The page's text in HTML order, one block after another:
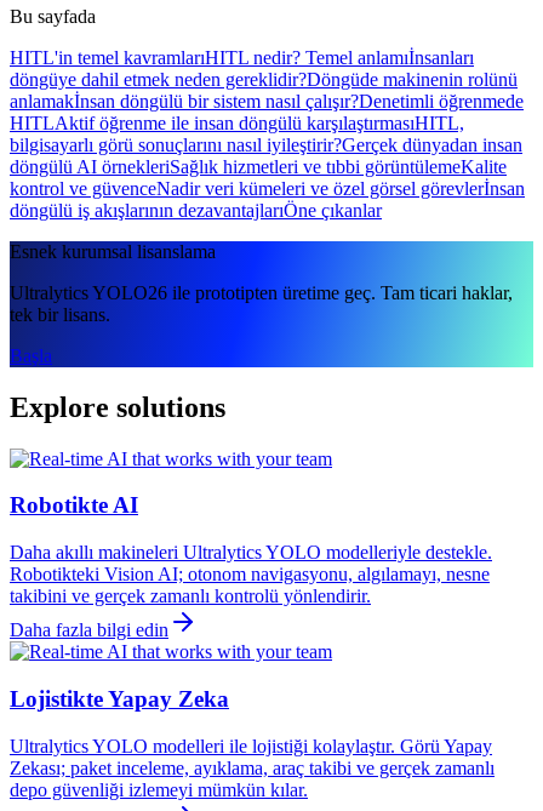
Bu sayfada
HITL'in temel kavramlarıHITL nedir? Temel anlamıİnsanları
döngüye dahil etmek neden gereklidir?Döngüde makinenin rolünü
anlamakİnsan döngülü bir sistem nasıl çalışır?Denetimli öğrenmede
HITLAktif öğrenme ile insan döngülü karşılaştırmasıHITL,
bilgisayarlı görü sonuçlarını nasıl iyileştirir?Gerçek dünyadan insan
döngülü AI örnekleriSağlık hizmetleri ve tıbbi görüntülemeKalite
kontrol ve güvenceNadir veri kümeleri ve özel görsel görevlerİnsan
döngülü iş akışlarının dezavantajlarıÖne çıkanlar
Esnek kurumsal lisanslama
Ultralytics YOLO26 ile prototipten üretime geç. Tam ticari haklar,
tek bir lisans.
Başla
Explore solutions
Robotikte AI
Daha akıllı makineleri Ultralytics YOLO modelleriyle destekle.
Robotikteki Vision AI; otonom navigasyonu, algılamayı, nesne
takibini ve gerçek zamanlı kontrolü yönlendirir.
Daha fazla bilgi edin
Lojistikte Yapay Zeka
Ultralytics YOLO modelleri ile lojistiği kolaylaştır. Görü Yapay
Zekası; paket inceleme, ayıklama, araç takibi ve gerçek zamanlı
depo güvenliği izlemeyi mümkün kılar.